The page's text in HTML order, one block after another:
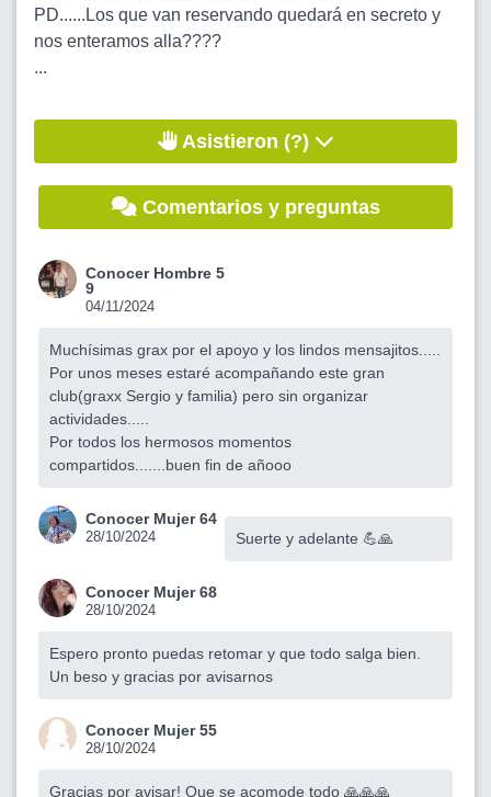
PD......Los que van reservando quedará en secreto y
nos enteramos alla????
...
Asistieron (?)
Comentarios y preguntas
Conocer Hombre 5
9
04/11/2024
Muchísimas grax por el apoyo y los lindos mensajitos.....
Por unos meses estaré acompañando este gran
club(graxx Sergio y familia) pero sin organizar
actividades.....
Por todos los hermosos momentos
compartidos.......buen fin de añooo
Conocer Mujer 64
28/10/2024 Suerte y adelante 💪🙏
Conocer Mujer 68
28/10/2024
Espero pronto puedas retomar y que todo salga bien.
Un beso y gracias por avisarnos
Conocer Mujer 55
28/10/2024
Gracias por avisar! Que se acomode todo 🙏🙏🙏